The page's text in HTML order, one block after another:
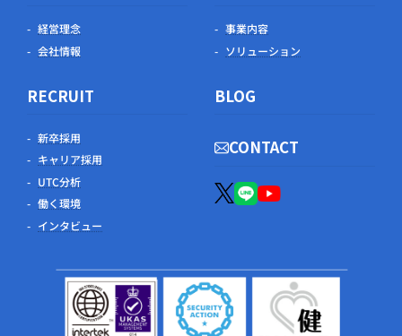
経営理念
会社情報
事業内容
ソリューション
RECRUIT
新卒採用
キャリア採用
UTC分析
働く環境
インタビュー
BLOG
CONTACT